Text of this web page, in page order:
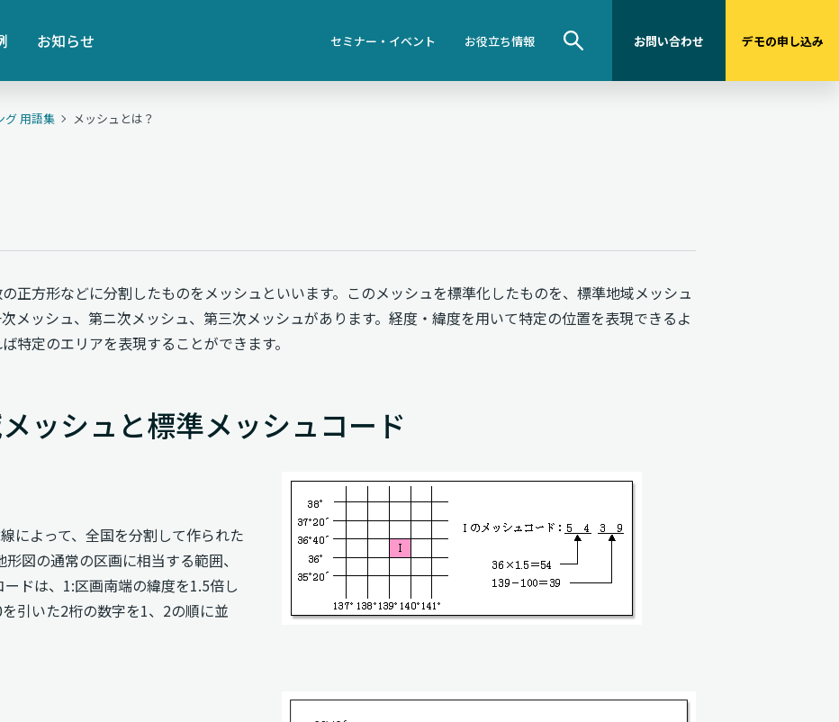
お知らせ セミナー・イベント お役立ち情報 お問い合わせ デモの申し込み
グ 用語集 メッシュとは？
正方形などに分割したものをメッシュといいます。このメッシュを標準化したものを、標準地域メッシュ
メッシュ、第ニ次メッシュ、第三次メッシュがあります。経度・緯度を用いて特定の位置を表現できるよ
特定のエリアを表現することができます。
ッシュと標準メッシュコード
によって、全国を分割して作られた
図の通常の区画に相当する範囲、
ドは、1:区画南端の緯度を1.5倍し
引いた2桁の数字を1、2の順に並